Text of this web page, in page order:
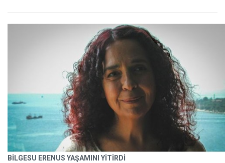
BİLGESU ERENUS YAŞAMINI YİTİRDİ